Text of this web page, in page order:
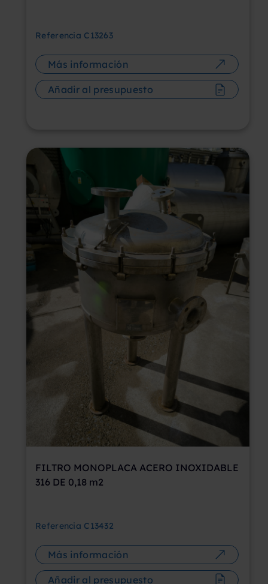
Referencia C13263
Más información
Añadir al presupuesto
FILTRO MONOPLACA ACERO INOXIDABLE
316 DE 0,18 m2
Referencia C13432
Más información
Añadir al presupuesto